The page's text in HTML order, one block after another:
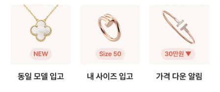
인으로 5모티브 목걸이 - 연장체인
을 별도로 구매, 팔찌에 연결하여 목
걸이로 활용해요. 반클리프 5모티브
연장체인 등으로 키워드 검색해보시
면 구매 가능한 체인들을 별도 구매
상까지 맞춤으로 가능하니 원하는 스
· 클로버 안쪽에 잠금 고리를 걸어 참
처럼 연출하는 방법 · 클로버가 찰랑
거려 매력적이고 길이 수선이 필요
없음 · 다만, 혼자 착용하거나 뺄 때
조금 불편 2️⃣ AS로 길이 수선하기 ·
이는 방법 · 클로버 간격이 좁아져 손
가능 · 보통은 참으로 착용하다가 불
편하면 수선하는 경우가 많음 💁‍♀️ 길
크기가 작아 2·3cm
호되는 편이에요! 특히 빈티지는 4
cm, 스위트는 2cm
고리를 활용해 순정
이에요. 인기 모델인 빈티지 알함브
인의 길이는 42cm
연장을 하게 되면 42cm와 46cm
니면 반환해 드려요.
주얼리 전문 이중 검수
주얼리 검수에 특화된 페이브릴 검수팀과 전문 감정사가 컨디션 및 정품 여부를 철저하고 꼼꼼하
게 확인해요.
주얼리 전문 지식을 토대로 사이즈, 가격대 등 주얼리를 거래하며 궁금할 수 있는 내용에 대한 밀